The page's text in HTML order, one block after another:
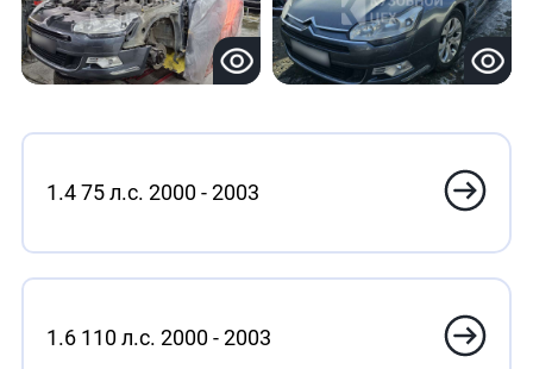
1.4 75 л.с. 2000 - 2003
1.6 110 л.с. 2000 - 2003